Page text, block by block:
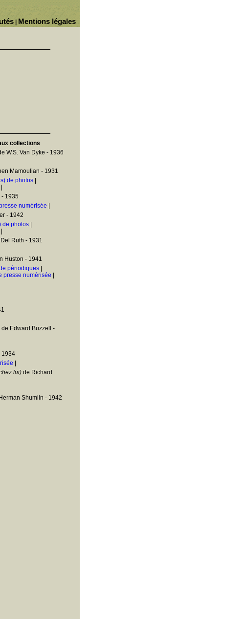
Mentions légales
collections
W.S. Van Dyke - 1936
Mamoulian - 1931
de photos
- 1935
numérisée
- 1942
de photos
Ruth - 1931
Huston - 1941
périodiques
presse numérisée
de Edward Buzzell -
1934
lui) de Richard
Shumlin - 1942